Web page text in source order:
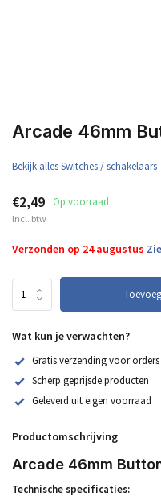
Arcade 46mm
Bekijk alles Switches / schakelaars
€2,49 Op voorraad
Incl. btw
Verzonden op 24 augustus
Wat kun je verwachten?
Gratis verzending voor
Scherp geprijsde producten
Geleverd uit eigen voorraad
Productomschrijving
Arcade 46mm
Technische specificaties: